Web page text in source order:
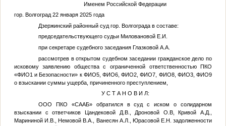
Именем Российской Федерации
гор. Волгоград 22 января 2025 года
Дзержинский районный суд гор. Волгограда в составе:
председательствующего судьи Миловановой Е.И.
при секретаре судебного заседания Глазковой А.А.
рассмотрев в открытом судебном заседании гражданское дело по
исковому заявлению общества с ограниченной ответственностью ПКО
«ФИО1 и Безопасности» к ФИО5, ФИО6 ,ФИО2 ,ФИО7 ФИО8, ФИО3,ФИО9
о взыскании суммы ущерба, причиненного преступлением,
У С Т А Н О В И Л:
ООО ПКО «СААБ» обратился в суд с иском о солидарном
взыскании с ответчиков Цандековой Д.В., Дроновой О.В, Кривой А.Д.,
Марининой И.В., Немовой В.А., Ванесян А.Л., Юрасовой Е.Н. задолженности